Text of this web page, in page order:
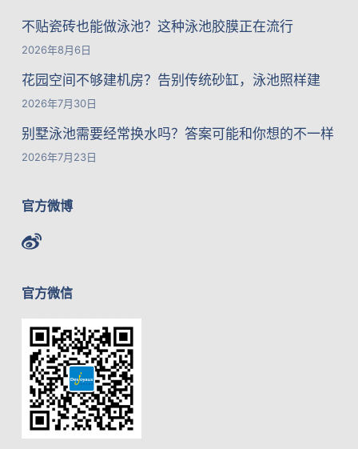
不贴瓷砖也能做泳池？这种泳池胶膜正在流行
2026年8月6日
花园空间不够建机房？告别传统砂缸，泳池照样建
2026年7月30日
别墅泳池需要经常换水吗？答案可能和你想的不一样
2026年7月23日
官方微博
官方微信